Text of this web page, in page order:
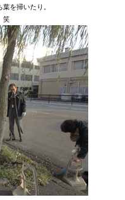
を掃いたり。
笑